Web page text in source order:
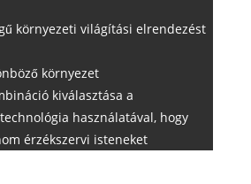
környezeti világítási elrendezést
környezet
kiválasztása a
használatával, hogy
érzékszervi isteneket